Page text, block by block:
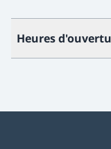
Heures